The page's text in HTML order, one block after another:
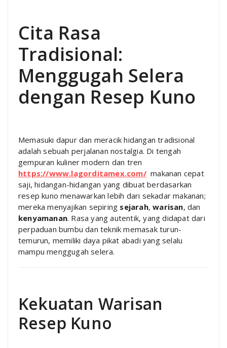
Cita Rasa
Tradisional:
Menggugah Selera
dengan Resep Kuno
Memasuki dapur dan meracik hidangan tradisional
adalah sebuah perjalanan nostalgia. Di tengah
gempuran kuliner modern dan tren
https://www.lagorditamex.com/makanan cepat
saji, hidangan-hidangan yang dibuat berdasarkan
resep kuno menawarkan lebih dari sekadar makanan;
mereka menyajikan sepiring sejarah,warisan, dan
kenyamanan. Rasa yang autentik, yang didapat dari
perpaduan bumbu dan teknik memasak turun-
temurun, memiliki daya pikat abadi yang selalu
mampu menggugah selera.
Kekuatan Warisan
Resep Kuno